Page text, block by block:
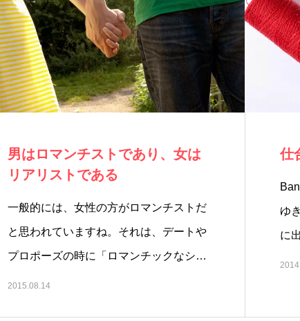
男はロマンチストであり、女は
リアリストである
一般的には、女性の方がロマンチストだ
と思われていますね。それは、デートや
プロポーズの時に「ロマンチックなシ
チ…
2015.08.14
仕
ゆ
に